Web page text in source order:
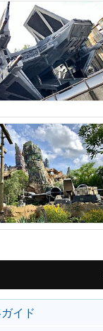
イド